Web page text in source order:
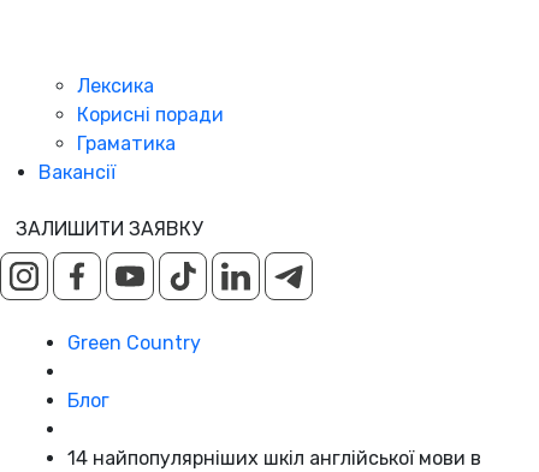
Лексика
Корисні поради
Граматика
Вакансії
ЗАЛИШИТИ ЗАЯВКУ
Green Country
Блог
14 найпопулярніших шкіл англійської мови в